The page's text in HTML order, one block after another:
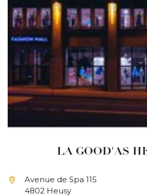
LA GOOD'AS
Avenue de Spa 115
4802 Heusy